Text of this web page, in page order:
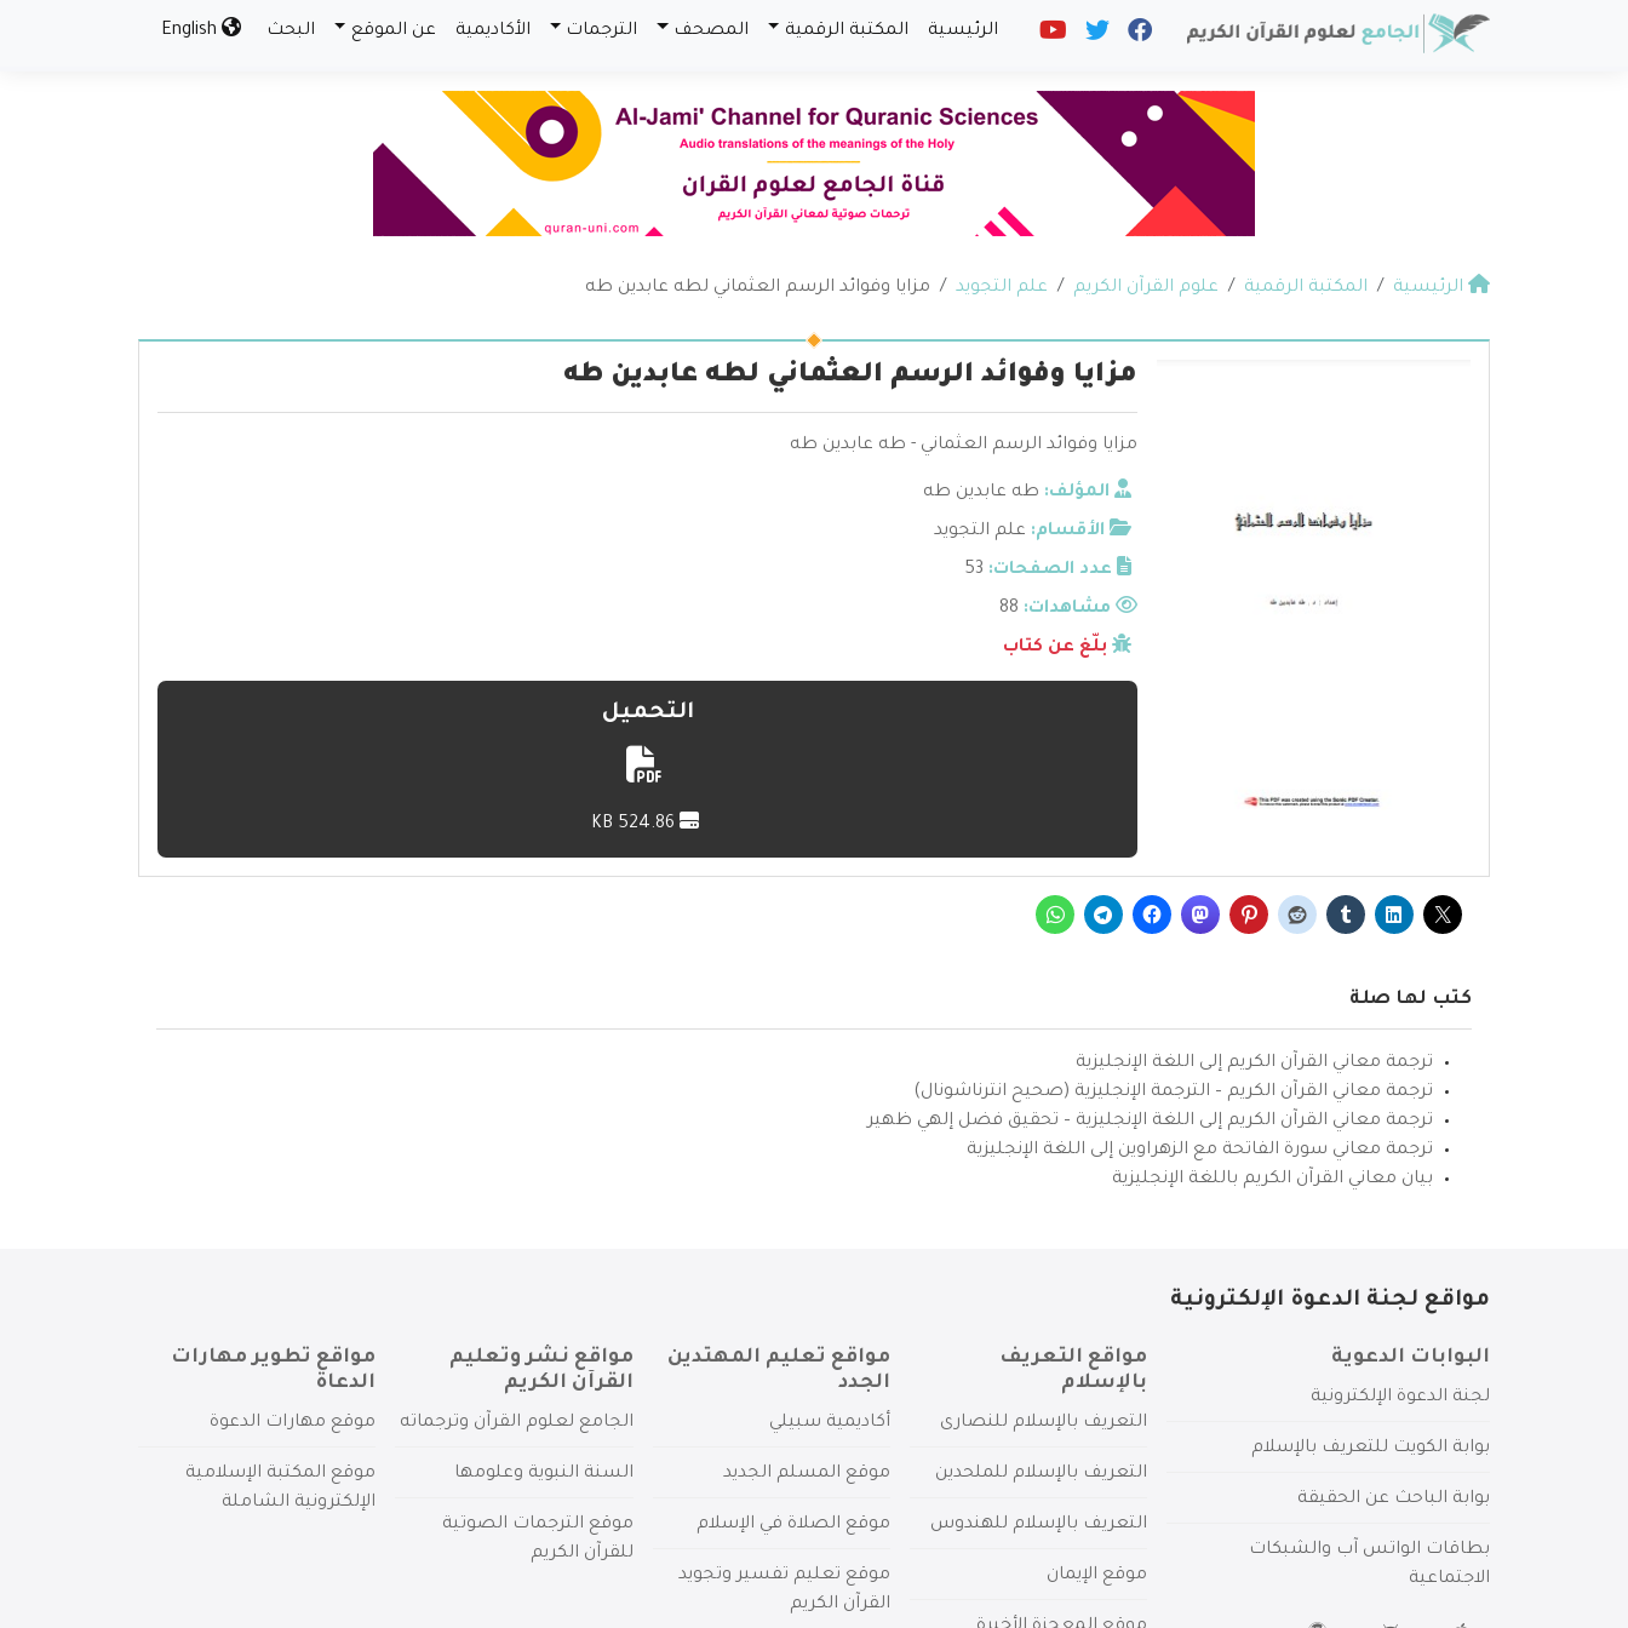
الرئيسية المكتبة الرقمية المصحف الترجمات الأكاديمية عن الموقع البحث
الرئيسية المكتبة الرقمية علوم القرآن الكريم علم التجويد مزايا وفوائد الرسم العثماني لطه عابدين طه
مزايا وفوائد الرسم العثماني لطه عابدين طه
مزايا وفوائد الرسم العثماني - طه عابدين طه
المؤلف: طه عابدين طه
الأقسام: علم التجويد
عدد الصفحات: 53
مشاهدات:
بلّغ عن كتاب
التحميل
كتب لها صلة
ترجمة معاني القرآن الكريم إلى اللغة الإنجليزية
ترجمة معاني القرآن الكريم – الترجمة الإنجليزية (صحيح انترناشونال)
ترجمة معاني القرآن الكريم إلى اللغة الإنجليزية – تحقيق فضل إلهي ظهير
ترجمة معاني سورة الفاتحة مع الزهراوين إلى اللغة الإنجليزية
بيان معاني القرآن الكريم باللغة الإنجليزية
مواقع لجنة الدعوة الإلكترونية
البوابات الدعوية
لجنة الدعوة الإلكترونية
بوابة الكويت للتعريف بالإسلام
بوابة الباحث عن الحقيقة
بطاقات الواتس آب والشبكات
الاجتماعية
مواقع التعريف
بالإسلام
التعريف بالإسلام للنصارى
التعريف بالإسلام للملحدين
التعريف بالإسلام للهندوس
موقع الإيمان
مواقع تعليم المهتدين
الجدد
أكاديمية سبيلي
موقع المسلم الجديد
موقع الصلاة في الإسلام
موقع تعليم تفسير وتجويد
القرآن الكريم
مواقع نشر وتعليم
القرآن الكريم
الجامع لعلوم القرآن وترجماته
السنة النبوية وعلومها
موقع الترجمات الصوتية
للقرآن الكريم
مواقع تطوير مهارات
الدعاة
موقع مهارات الدعوة
موقع المكتبة الإسلامية
الإلكترونية الشاملة